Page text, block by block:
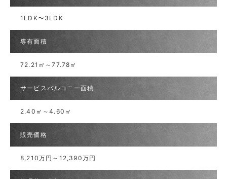
1LDK〜3LDK
専有面積
72.21㎡～77.78㎡
サービスバルコニー面積
2.40㎡～4.60㎡
販売価格
8,210万円～12,390万円